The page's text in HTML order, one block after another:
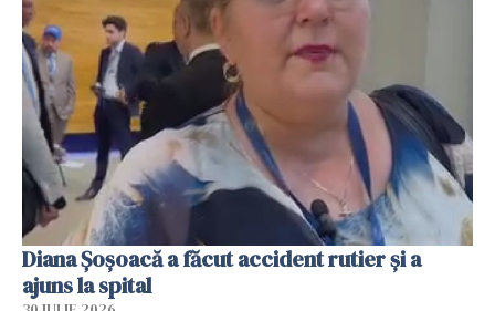
Diana Șoșoacă a făcut accident rutier și a
ajuns la spital